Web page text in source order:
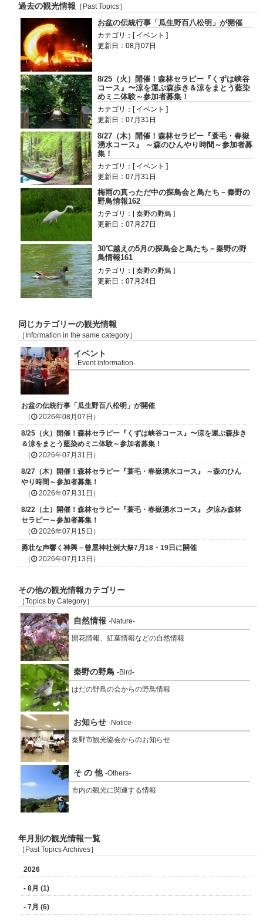
過去の観光情報 ［Past Topics］
お盆の伝統行事「瓜生野百八松明」が開催
カテゴリ：[ イベント ]
更新日：08月07日
8/25（火）開催！森林セラピー『くずは峡谷
コース』〜涼を運ぶ森歩き＆涼をまとう藍染
めミニ体験～参加者募集！
カテゴリ：[ イベント ]
更新日：07月31日
8/27（木）開催！森林セラピー『蓑毛・春嶽
湧水コース』 ～森のひんやり時間～参加者募
集！
カテゴリ：[ イベント ]
更新日：07月31日
梅雨の真っただ中の探鳥会と鳥たち－秦野の
野鳥情報162
カテゴリ：[ 秦野の野鳥 ]
更新日：07月27日
30℃越えの5月の探鳥会と鳥たち－秦野の野
鳥情報161
カテゴリ：[ 秦野の野鳥 ]
更新日：07月24日
同じカテゴリーの観光情報
［Information in the same category］
イベント
-Event information-
お盆の伝統行事「瓜生野百八松明」が開催
（
2026年08月07日）
8/25（火）開催！森林セラピー『くずは峡谷コース』〜涼を運ぶ森歩き
＆涼をまとう藍染めミニ体験～参加者募集！
（
2026年07月31日）
8/27（木）開催！森林セラピー『蓑毛・春嶽湧水コース』 ～森のひん
やり時間～参加者募集！
（
2026年07月31日）
8/22（土）開催！森林セラピー『蓑毛・春嶽湧水コース』 夕涼み森林
セラピー～参加者募集！
（
2026年07月15日）
勇壮な声響く神輿－曾屋神社例大祭7月18・19日に開催
（
2026年07月13日）
その他の観光情報カテゴリー
［Topics by Category］
自然情報 -Nature-
開花情報、紅葉情報などの自然情報
秦野の野鳥 -Bird-
はだの野鳥の会からの野鳥情報
お知らせ -Notice-
秦野市観光協会からのお知らせ
そ の 他 -Others-
市内の観光に関連する情報
年月別の観光情報一覧
［Past Topics Archives］
2026
- 8月 (1)
- 7月 (6)